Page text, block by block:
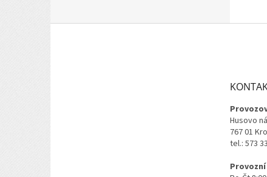
Husovo
767 01
tel.: 573